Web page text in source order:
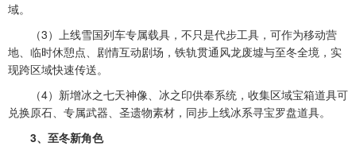
域。
（3）上线雪国列车专属载具，不只是代步工具，可作为移动营
地、临时休憩点、剧情互动剧场，铁轨贯通风龙废墟与至冬全境，实
现跨区域快速传送。
（4）新增冰之七天神像、冰之印供奉系统，收集区域宝箱道具可
兑换原石、专属武器、圣遗物素材，同步上线冰系寻宝罗盘道具。
3、至冬新角色